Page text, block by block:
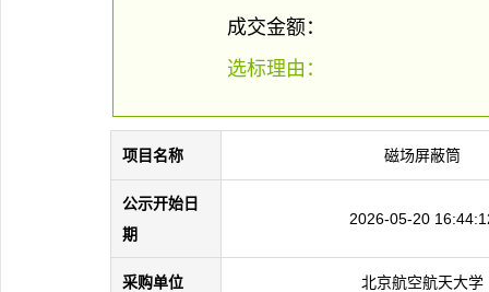
成交金额：
选标理由：
项目名称 磁场屏蔽筒
公示开始日
期
2026-05-20
采购单位 北京航空航天大学